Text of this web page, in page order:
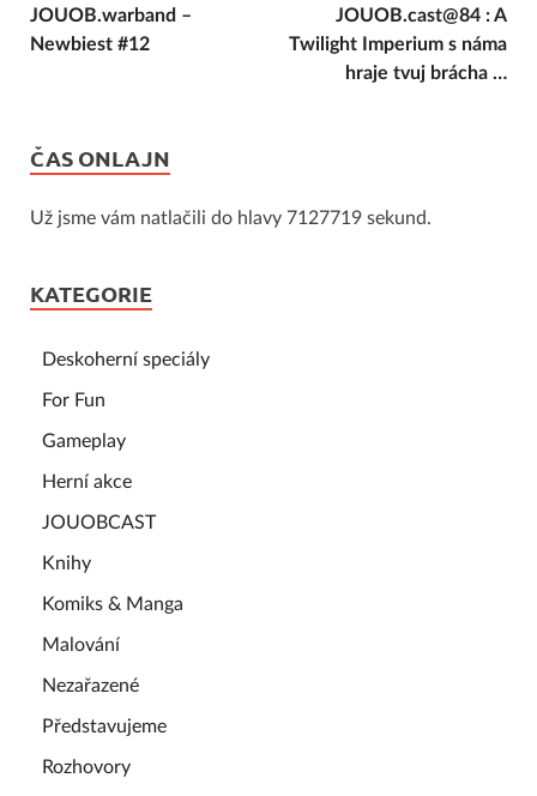
JOUOB.warband –
Newbiest #12
JOUOB.cast@84 : A
Twilight Imperium s náma
hraje tvuj brácha …
ČAS ONLAJN
Už jsme vám natlačili do hlavy 7127719 sekund.
KATEGORIE
Deskoherní speciály
For Fun
Gameplay
Herní akce
JOUOBCAST
Knihy
Komiks & Manga
Malování
Nezařazené
Představujeme
Rozhovory